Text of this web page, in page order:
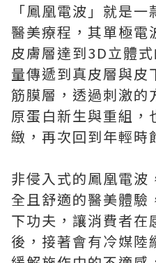
「鳳凰電波」就是
醫美療程，其單極電
皮膚層達到3D立體
量傳遞到真皮層與皮
筋膜層，透過刺激的
原蛋白新生與重組，
緻，再次回到年輕時
非侵入式的鳳凰電波
全且舒適的醫美體驗
下功夫，讓消費者在
後，接著會有冷媒陸